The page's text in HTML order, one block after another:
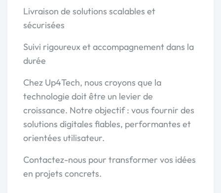
Livraison de solutions scalables et
sécurisées
Suivi rigoureux et accompagnement dans la
durée
Chez Up4Tech, nous croyons que la
technologie doit être un levier de
croissance. Notre objectif : vous fournir des
solutions digitales fiables, performantes et
orientées utilisateur.
Contactez-nous pour transformer vos idées
en projets concrets.